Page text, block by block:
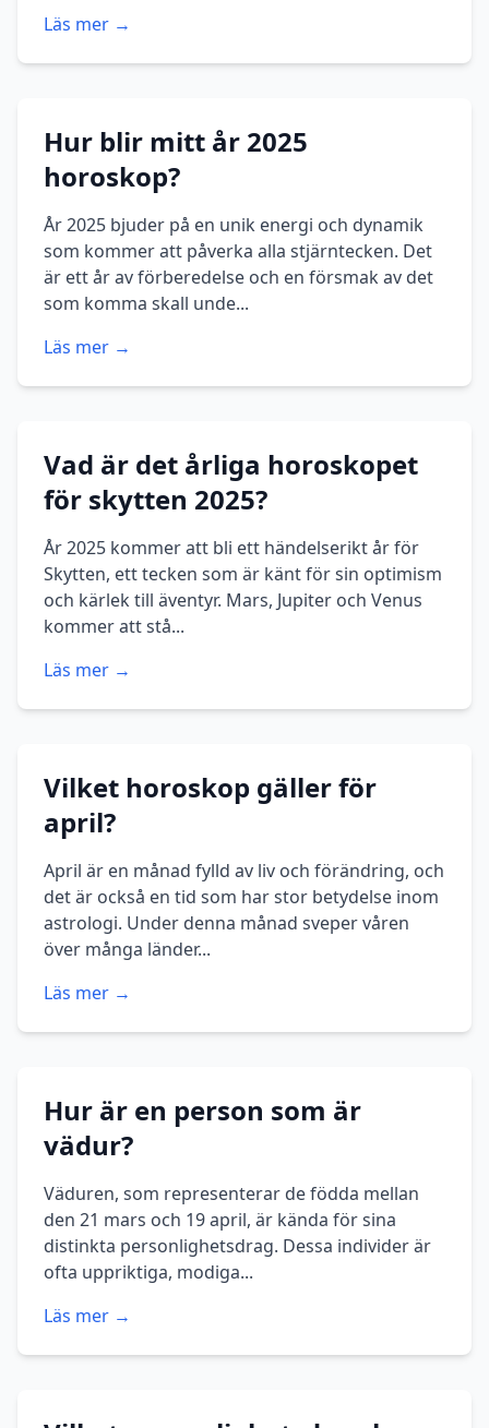
Läs mer →
Hur blir mitt år 2025
horoskop?
År 2025 bjuder på en unik energi och dynamik
som kommer att påverka alla stjärntecken. Det
är ett år av förberedelse och en försmak av det
som komma skall unde...
Läs mer →
Vad är det årliga horoskopet
för skytten 2025?
År 2025 kommer att bli ett händelserikt år för
Skytten, ett tecken som är känt för sin optimism
och kärlek till äventyr. Mars, Jupiter och Venus
kommer att stå...
Läs mer →
Vilket horoskop gäller för
april?
April är en månad fylld av liv och förändring, och
det är också en tid som har stor betydelse inom
astrologi. Under denna månad sveper våren
över många länder...
Läs mer →
Hur är en person som är
vädur?
Väduren, som representerar de födda mellan
den 21 mars och 19 april, är kända för sina
distinkta personlighetsdrag. Dessa individer är
ofta uppriktiga, modiga...
Läs mer →